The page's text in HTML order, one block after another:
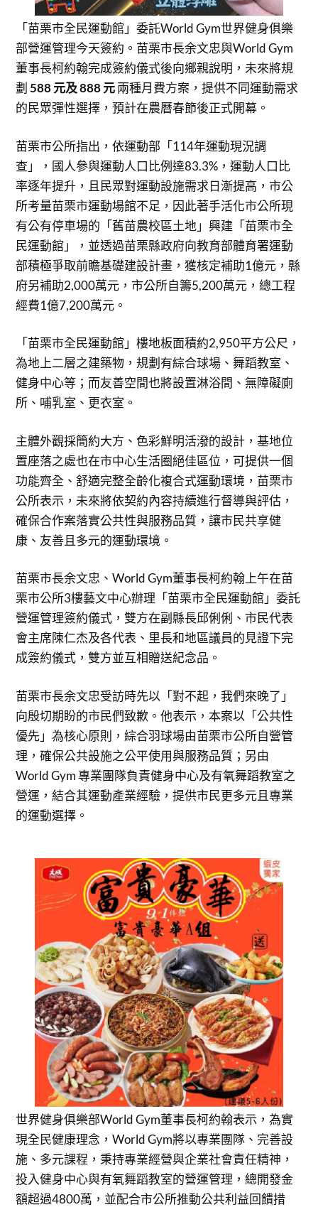
「苗栗市全民運動館」委託World Gym世界健身俱樂
部營運管理今天簽約。苗栗市長余文忠與World Gym
董事長柯約翰完成簽約儀式後向鄉親說明，未來將規
劃588元及888元兩種月費方案，提供不同運動需求
的民眾彈性選擇，預計在農曆春節後正式開幕。
苗栗市公所指出，依運動部「114年運動現況調
查」，國人參與運動人口比例達83.3%，運動人口比
率逐年提升，且民眾對運動設施需求日漸提高，市公
所考量苗栗市運動場館不足，因此著手活化市公所現
有公有停車場的「舊苗農校區土地」興建「苗栗市全
民運動館」，並透過苗栗縣政府向教育部體育署運動
部積極爭取前瞻基礎建設計畫，獲核定補助1億元，縣
府另補助2,000萬元，市公所自籌5,200萬元，總工程
經費1億7,200萬元。
「苗栗市全民運動館」樓地板面積約2,950平方公尺，
為地上二層之建築物，規劃有綜合球場、舞蹈教室、
健身中心等；而友善空間也將設置淋浴間、無障礙廁
所、哺乳室、更衣室。
主體外觀採簡約大方、色彩鮮明活潑的設計，基地位
置座落之處也在市中心生活圈絕佳區位，可提供一個
功能齊全、舒適完整全齡化複合式運動環境，苗栗市
公所表示，未來將依契約內容持續進行督導與評估，
確保合作案落實公共性與服務品質，讓市民共享健
康、友善且多元的運動環境。
苗栗市長余文忠、World Gym董事長柯約翰上午在苗
栗市公所3樓藝文中心辦理「苗栗市全民運動館」委託
營運管理簽約儀式，雙方在副縣長邱俐俐、市民代表
會主席陳仁杰及各代表、里長和地區議員的見證下完
成簽約儀式，雙方並互相贈送紀念品。
苗栗市長余文忠受訪時先以「對不起，我們來晚了」
向殷切期盼的市民們致歉。他表示，本案以「公共性
優先」為核心原則，綜合羽球場由苗栗市公所自營管
理，確保公共設施之公平使用與服務品質；另由
World Gym 專業團隊負責健身中心及有氧舞蹈教室之
營運，結合其運動產業經驗，提供市民更多元且專業
的運動選擇。
世界健身俱樂部World Gym董事長柯約翰表示，為實
現全民健康理念，World Gym將以專業團隊、完善設
施、多元課程，秉持專業經營與企業社會責任精神，
投入健身中心與有氧舞蹈教室的營運管理，總開發金
額超過4800萬，並配合市公所推動公共利益回饋措